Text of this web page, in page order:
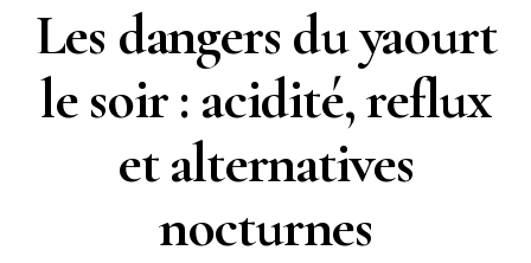
Les dangers du yaourt
le soir : acidité, reflux
et alternatives
nocturnes